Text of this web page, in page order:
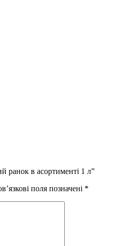
ранок в асортименті 1 л”
поля позначені *